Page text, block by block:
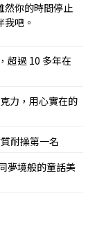
然你的時間停止
吧。
超過 10 多年在
力，用心實在的
耐操第一名
夢境般的童話美